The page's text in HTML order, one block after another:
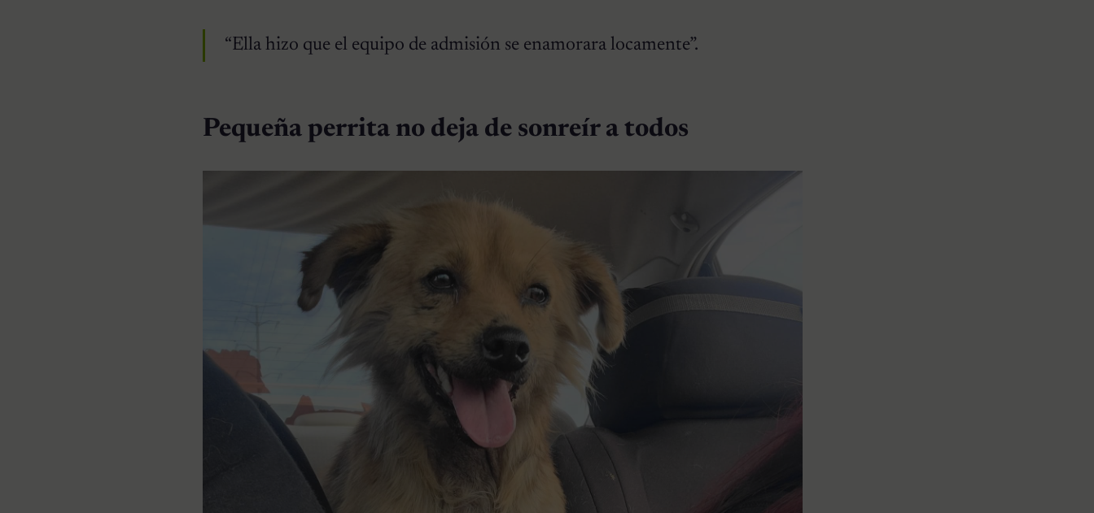
“Ella hizo que el equipo de admisión se enamorara locamente”.
Pequeña perrita no deja de sonreír a todos